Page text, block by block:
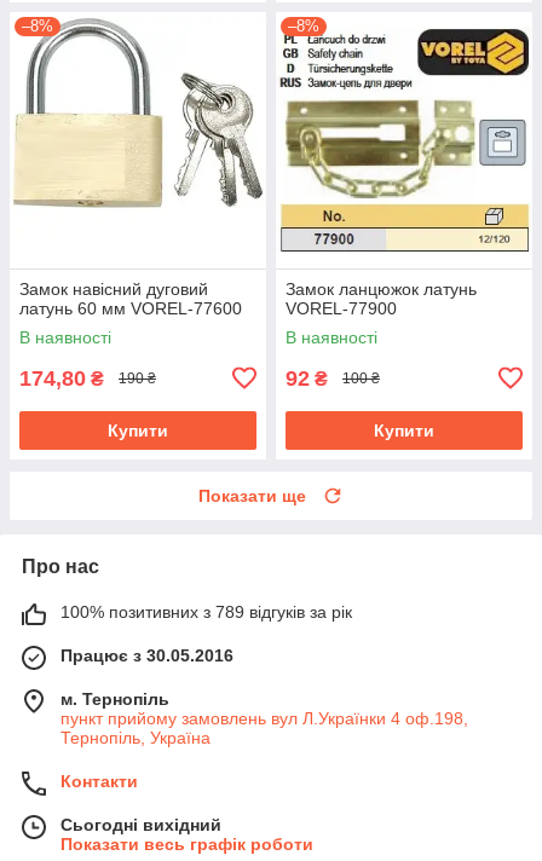
–8%
Замок навісний дуговий
латунь 60 мм VOREL-77600
В наявності
174,80 ₴ 190 ₴
Купити
–8%
Замок ланцюжок латунь
VOREL-77900
В наявності
92 ₴ 100 ₴
Купити
Показати ще
Про нас
100% позитивних з 789 відгуків за рік
Працює з 30.05.2016
м. Тернопіль
пункт прийому замовлень вул Л.Українки 4 оф.198,
Тернопіль, Україна
Контакти
Сьогодні вихідний
Показати весь графік роботи